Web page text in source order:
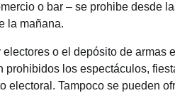
o bar – se prohibe desde
la mañana.
o el depósito de armas
los espectáculos,
Tampoco se pueden